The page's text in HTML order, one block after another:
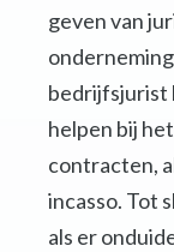
geven van
bedrijfsjurist
helpen bij
contracten,
incasso. Tot
als er